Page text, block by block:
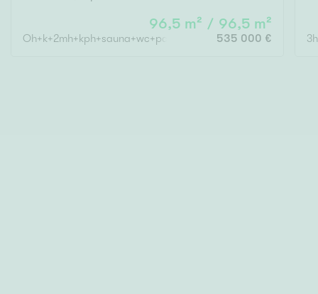
96,5 m² / 96,5 m²
Oh+k+2mh+kph+sauna+wc+parveke 535 000 €